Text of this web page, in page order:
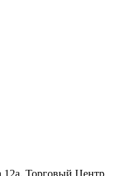
Торговый Центр